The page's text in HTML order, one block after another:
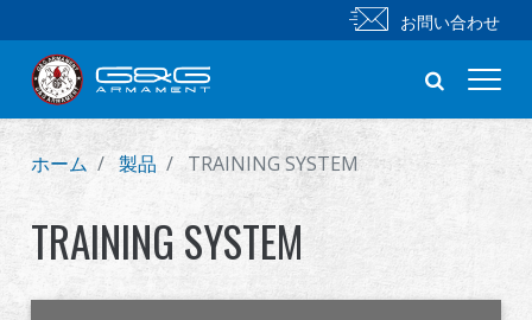
新製品
小銃
拳銃
お問い合わせ
ホーム 製品 TRAINING SYSTEM
TRAINING SYSTEM